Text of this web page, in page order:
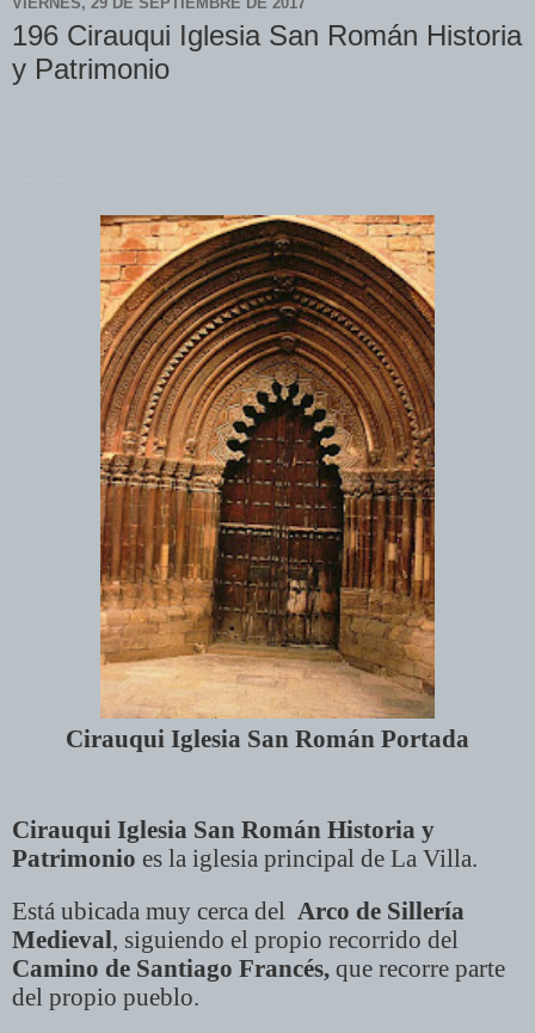
196 Cirauqui Iglesia San Román Historia
y Patrimonio
Cirauqui Iglesia San Román Portada
Cirauqui Iglesia San Román Historia y
Patrimonio es la iglesia principal de La Villa.
Está ubicada muy cerca del Arco de Sillería
Medieval, siguiendo el propio recorrido del
Camino de Santiago Francés, que recorre parte
del propio pueblo.